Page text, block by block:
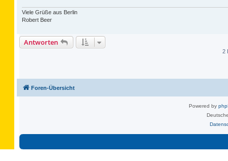
Viele Grüße aus Berlin
Robert Beer
Antworten
2
Foren-Übersicht
Powered by